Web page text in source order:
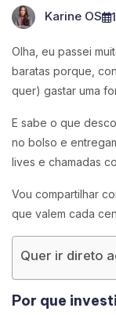
Karine OS
Olha, eu passei
baratas porque,
quer) gastar uma
E sabe o que
no bolso e
lives e chamadas
Vou compartilhar
que valem cada
Quer ir direto
Por que